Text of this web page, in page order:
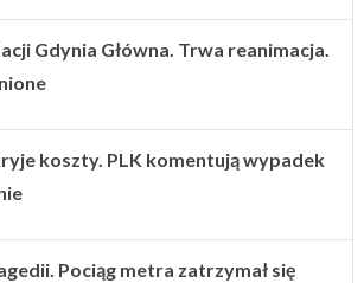
Gdynia Główna. Trwa reanimacja.
koszty. PLK komentują wypadek
Pociąg metra zatrzymał się